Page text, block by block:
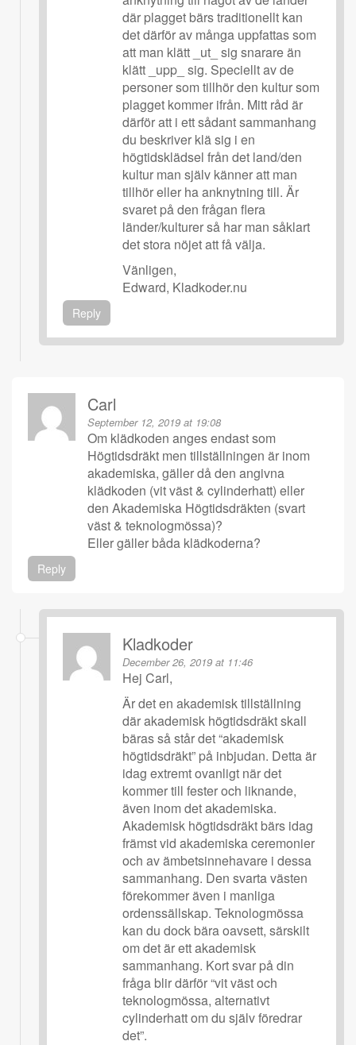
där plagget bärs traditionellt kan
det därför av många uppfattas som
att man klätt _ut_ sig snarare än
klätt _upp_ sig. Speciellt av de
personer som tillhör den kultur som
plagget kommer ifrån. Mitt råd är
därför att i ett sådant sammanhang
du beskriver klä sig i en
högtidsklädsel från det land/den
kultur man själv känner att man
tillhör eller ha anknytning till. Är
svaret på den frågan flera
länder/kulturer så har man såklart
det stora nöjet att få välja.
Vänligen,
Edward, Kladkoder.nu
Reply
Carl
September 12, 2019 at 19:08
Om klädkoden anges endast som
Högtidsdräkt men tillställningen är inom
akademiska, gäller då den angivna
klädkoden (vit väst & cylinderhatt) eller
den Akademiska Högtidsdräkten (svart
väst & teknologmössa)?
Eller gäller båda klädkoderna?
Reply
Kladkoder
December 26, 2019 at 11:46
Hej Carl,
Är det en akademisk tillställning
där akademisk högtidsdräkt skall
bäras så står det “akademisk
högtidsdräkt” på inbjudan. Detta är
idag extremt ovanligt när det
kommer till fester och liknande,
även inom det akademiska.
Akademisk högtidsdräkt bärs idag
främst vid akademiska ceremonier
och av ämbetsinnehavare i dessa
sammanhang. Den svarta västen
förekommer även i manliga
ordenssällskap. Teknologmössa
kan du dock bära oavsett, särskilt
om det är ett akademisk
sammanhang. Kort svar på din
fråga blir därför “vit väst och
teknologmössa, alternativt
cylinderhatt om du själv föredrar
det”.